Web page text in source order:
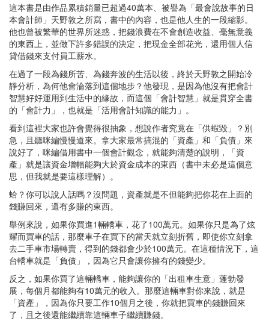
這本書是由作品累積銷量已超過40萬本、被譽為「最會說故事的日
本會計師」天野敦之所寫，書中的內容，也是他人生的一段縮影。
他也曾被繁華的世界所迷惑，把錢浪費在不會創造收益、毫無意義
的東西上，並做下許多錯誤的決定，把現金全部花光，還用個人信
貸借錢來支付員工薪水。
在過了一段為錢所苦、為錢奔波的生活以後，終於天野敦之開始冷
靜分析，為何他會淪落到這個地步？他發現，是因為他沒有把會計
智慧好好運用到生活中的緣故，而這個「會計智慧」就是貫穿全書
的「會計力」，也就是「活用會計知識的能力」。
看到這裡大家也許會覺得很抽象，想說作者究竟在「供蝦毀」？別
急，且聽咪編慢慢道來。拿大家最常搞混的「資產」和「負債」來
說好了，咪編借用書中一個會計觀念，就能夠清楚的說明，「資
產」就是讓資金增幅能夠大於資金成本的東西（書中未必是這個意
思，但我就是要這樣理解）。
蛤？你可以說人話嗎？沒問題，資產就是不但能夠把你花在上面的
錢賺回來，還有多賺的東西。
舉例來說，如果你買進1輛轎車，花了100萬元。如果你只是為了炫
耀而買車的話，那麼車子在買下的當天就立刻折舊，即使你立刻拿
去二手車市場轉賣，得到的錢都會少於100萬元。在這種情況下，這
台轎車就是「負債」，因為它只會讓你擁有的錢變少。
反之，如果你買了這輛轎車，能夠讓你的「出租車生意」蓬勃發
展，每個月都能夠有10萬元的收入。那麼這輛車對你來說，就是
「資產」，因為你只要工作10個月之後，你就把買車的錢賺回來
了，且之後還能繼續靠這輛車子繼續賺錢。